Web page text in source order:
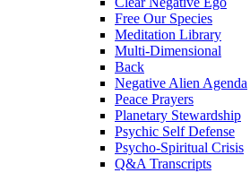
Free Our Species
Meditation Library
Multi-Dimensional
Back
Negative Alien Agenda
Peace Prayers
Planetary Stewardship
Psychic Self Defense
Psycho-Spiritual Crisis
Q&A Transcripts